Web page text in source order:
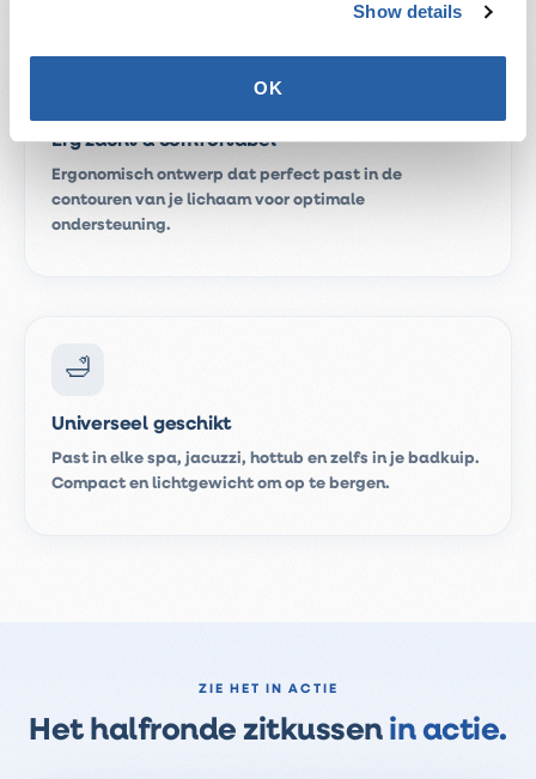
Show details
OK
Erg zacht & comfortabel
Ergonomisch ontwerp dat perfect past in de
contouren van je lichaam voor optimale
ondersteuning.
🛁
Universeel geschikt
Past in elke spa, jacuzzi, hottub en zelfs in je badkuip.
Compact en lichtgewicht om op te bergen.
ZIE HET IN ACTIE
Het halfronde zitkussen in actie.